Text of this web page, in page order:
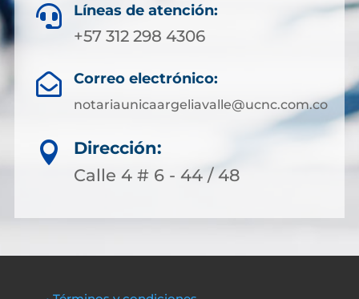
 Líneas de atención:
+57 312 298 4306
 Correo electrónico:
notariaunicaargeliavalle@ucnc.com.co

Dirección:
Calle 4 # 6 - 44 / 48